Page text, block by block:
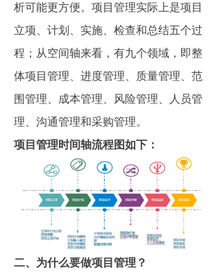
析可能更方便。项目管理实际上是项目
立项、计划、实施、检查和总结五个过
程；从空间轴来看，有九个领域，即整
体项目管理、进度管理、质量管理、范
围管理、成本管理、风险管理、人员管
理、沟通管理和采购管理。
项目管理时间轴流程图如下：
二、为什么要做项目管理？